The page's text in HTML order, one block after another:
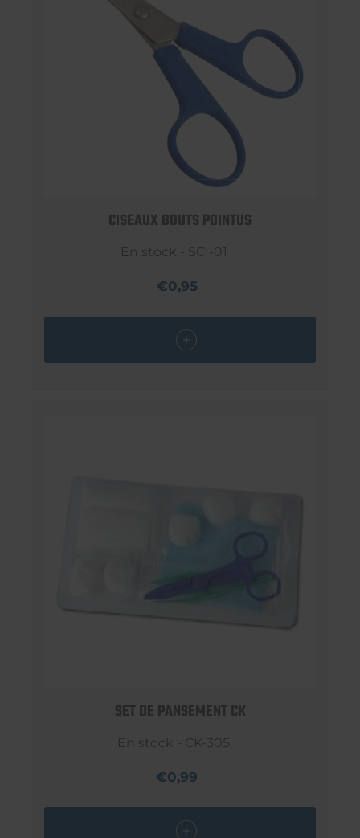
CISEAUX BOUTS POINTUS
En stock - SCI-01
€0,95
SET DE PANSEMENT CK
En stock - CK-305
€0,99